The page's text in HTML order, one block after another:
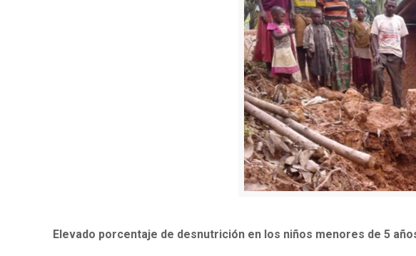
Elevado porcentaje de desnutrición en los niños menores de 5